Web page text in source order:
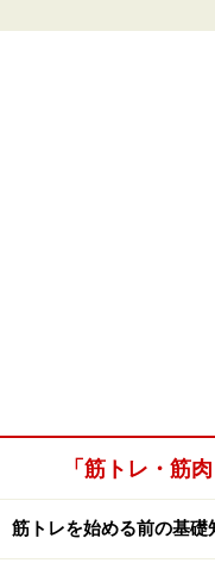
「筋トレ・筋
筋トレを始める前の基礎